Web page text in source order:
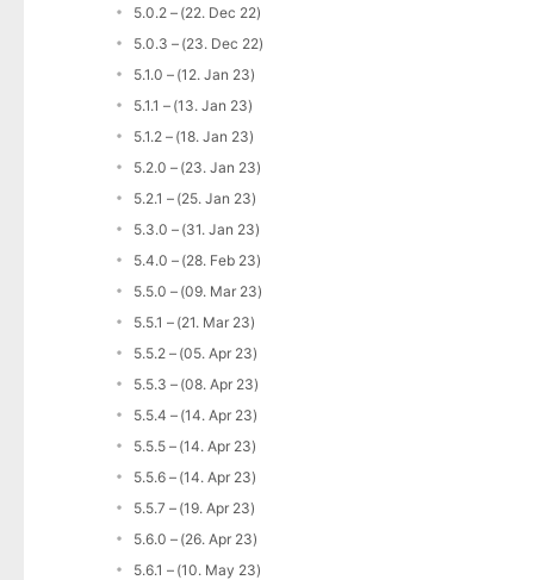
5.0.2 – (22. Dec 22)
5.0.3 – (23. Dec 22)
5.1.0 – (12. Jan 23)
5.1.1 – (13. Jan 23)
5.1.2 – (18. Jan 23)
5.2.0 – (23. Jan 23)
5.2.1 – (25. Jan 23)
5.3.0 – (31. Jan 23)
5.4.0 – (28. Feb 23)
5.5.0 – (09. Mar 23)
5.5.1 – (21. Mar 23)
5.5.2 – (05. Apr 23)
5.5.3 – (08. Apr 23)
5.5.4 – (14. Apr 23)
5.5.5 – (14. Apr 23)
5.5.6 – (14. Apr 23)
5.5.7 – (19. Apr 23)
5.6.0 – (26. Apr 23)
5.6.1 – (10. May 23)